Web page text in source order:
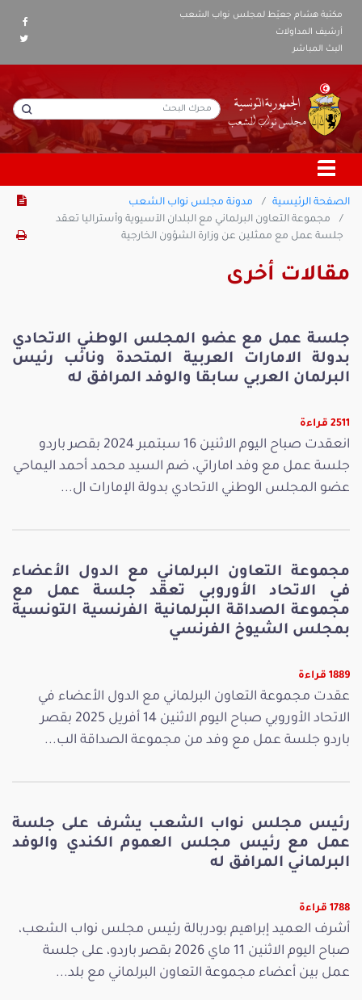
مكتبة هشام جعيّط لمجلس نواب الشعب
أرشيف المداولات
البث المباشر
الصفحة الرئيسية
مدونة مجلس نواب الشعب
مجموعة التعاون البرلماني مع البلدان الآسيوية وأستراليا تعقد
جلسة عمل مع ممثلين عن وزارة الشؤون الخارجية
مقالات أخرى
جلسة عمل مع عضو المجلس الوطني الاتحادي
بدولة الامارات العربية المتحدة ونائب رئيس
البرلمان العربي سابقا والوفد المرافق له
2511 قراءة
انعقدت صباح اليوم الاثنين 16 سبتمبر 2024 بقصر باردو
جلسة عمل مع وفد اماراتي، ضم السيد محمد أحمد اليماحي
عضو المجلس الوطني الاتحادي بدولة الإمارات ال...
مجموعة التعاون البرلماني مع الدول الأعضاء
في الاتحاد الأوروبي تعقد جلسة عمل مع
مجموعة الصداقة البرلمانية الفرنسية التونسية
بمجلس الشيوخ الفرنسي
1889 قراءة
عقدت مجموعة التعاون البرلماني مع الدول الأعضاء في
الاتحاد الأوروبي صباح اليوم الاثنين 14 أفريل 2025 بقصر
باردو جلسة عمل مع وفد من مجموعة الصداقة الب...
رئيس مجلس نواب الشعب يشرف على جلسة
عمل مع رئيس مجلس العموم الكندي والوفد
البرلماني المرافق له
1788 قراءة
أشرف العميد إبراهيم بودربالة رئيس مجلس نواب الشعب،
صباح اليوم الاثنين 11 ماي 2026 بقصر باردو، على جلسة
عمل بين أعضاء مجموعة التعاون البرلماني مع بلد...